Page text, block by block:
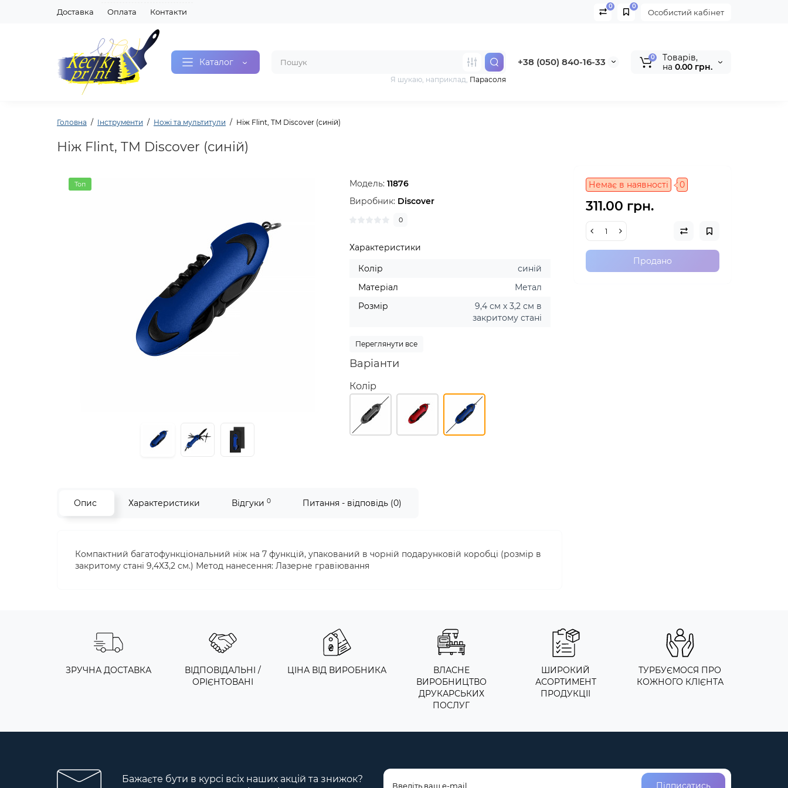
Доставка Оплата Контакти Особистий кабінет
0
0
Каталог +38 (050) 840-16-33
Я шукаю, наприклад, Парасоля
0
Tоварів,
на 0.00 грн.
Головна Інструменти Ножі та мультитули Ніж Flint, TM Discover (синій)
Ніж Flint, TM Discover (синій)
Топ Модель:11876
Виробник: Discover
0
Характеристики
Колір
синій
Матеріал
Метал
Розмір
9,4 см х 3,2 см в
закритому стані
Переглянути все
Варіанти
Колір
Немає в наявності 0
311.00 грн.
Продано
Опис Характеристики Відгуки 0 Питання - відповідь (0)
Компактний багатофункціональний ніж на 7 функцій, упакований в чорній подарунковій коробці (розмір в
закритому стані 9,4Х3,2 см.) Метод нанесення: Лазерне гравіювання
ЗРУЧНА ДОСТАВКА
ВІДПОВІДАЛЬНІ /
ОРІЄНТОВАНІ
ЦІНА ВІД ВИРОБНИКА
ВЛАСНЕ
ВИРОБНИЦТВО
ДРУКАРСЬКИХ
ПОСЛУГ
ШИРОКИЙ
АСОРТИМЕНТ
ПРОДУКЦІІ
ТУРБУЄМОСЯ ПРО
КОЖНОГО КЛІЄНТА
Бажаєте бути в курсі всіх наших акцій та знижок?
Підписатись